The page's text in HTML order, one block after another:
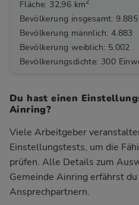
Fläche: 32,96 km
Bevölkerung insgesamt: 9.885
Bevölkerung männlich: 4.883
Bevölkerung weiblich: 5.002
Bevölkerungsdichte: 300
Du hast einen
Ainring?
Viele Arbeitgeber
Einstellungstests, um die
prüfen. Alle Details zum
Gemeinde Ainring erfährst
Ansprechpartnern.